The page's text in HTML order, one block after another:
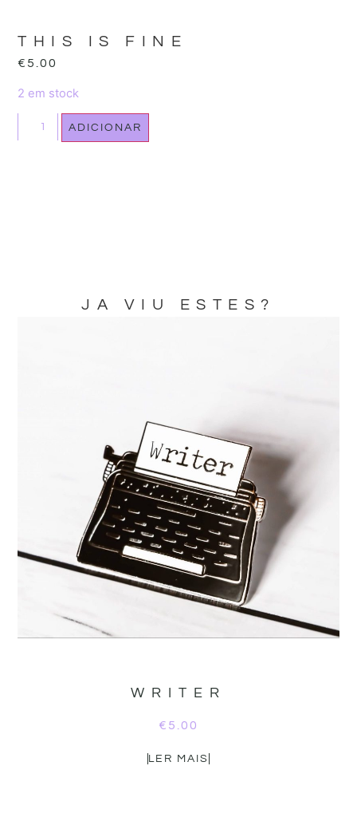
THIS IS FINE
€5.00
2 em stock
ADICIONAR
JA VIU ESTES?
WRITER
€ 5.00
LER MAIS